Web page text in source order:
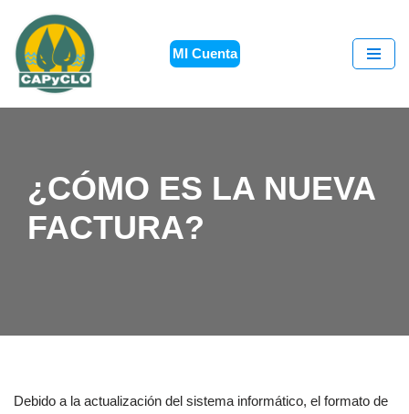
Saltar
al
contenido
MI Cuenta
¿CÓMO ES LA NUEVA
FACTURA?
Debido a la actualización del sistema informático, el formato de